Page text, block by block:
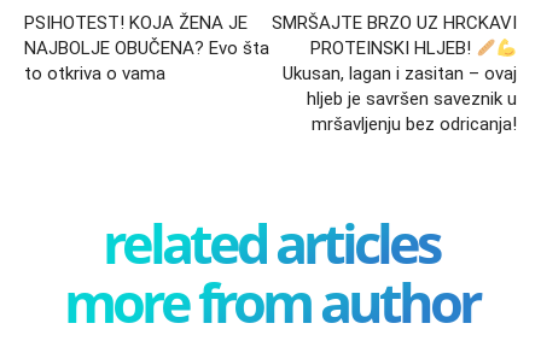
PSIHOTEST! KOJA ŽENA JE
NAJBOLJE OBUČENA? Evo šta
to otkriva o vama
SMRŠAJTE BRZO UZ HRCKAVI
PROTEINSKI HLJEB!
Ukusan, lagan i zasitan – ovaj
hljeb je savršen saveznik u
mršavljenju bez odricanja!
related articles
more from author